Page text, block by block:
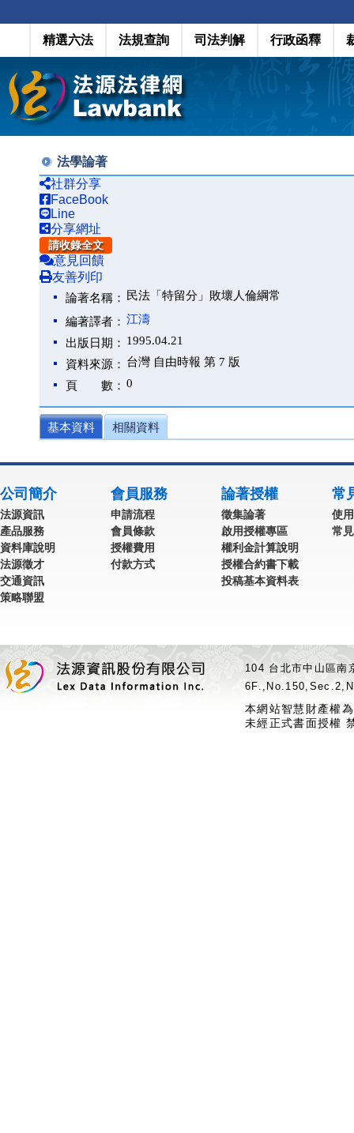
精選六法 法規查詢 司法判解 行政函釋
法學論著
社群分享
FaceBook
Line
分享網址
請收錄全文
意見回饋
友善列印
論著名稱： 民法「特留分」敗壞人倫綱常
編著譯者： 江濤
出版日期： 1995.04.21
資料來源： 台灣 自由時報 第 7 版
頁 數： 0
基本資料 相關資料
公司簡介
法源資訊
產品服務
資料庫說明
法源徵才
交通資訊
策略聯盟
會員服務
申請流程
會員條款
授權費用
付款方式
論著授權
徵集論著
啟用授權專區
權利金計算說明
授權合約書下載
投稿基本資料表
常
使
常
104 台北市中山區
本網站智慧財產權
未經正式書面授權